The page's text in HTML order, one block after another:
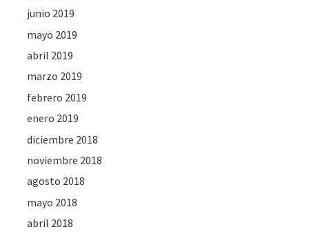
junio 2019
mayo 2019
abril 2019
marzo 2019
febrero 2019
enero 2019
diciembre 2018
noviembre 2018
agosto 2018
mayo 2018
abril 2018